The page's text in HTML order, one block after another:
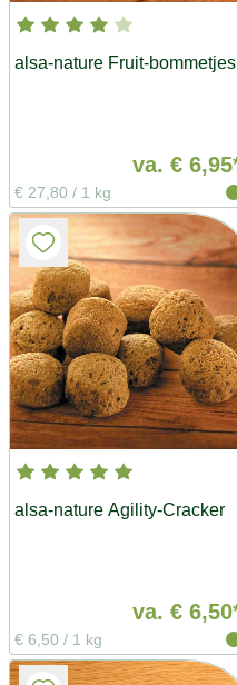
alsa-nature Fruit-bommetjes
va. €
€ 27,80 / 1 kg
alsa-nature Agility-Cracker
va. €
€ 6,50 / 1 kg